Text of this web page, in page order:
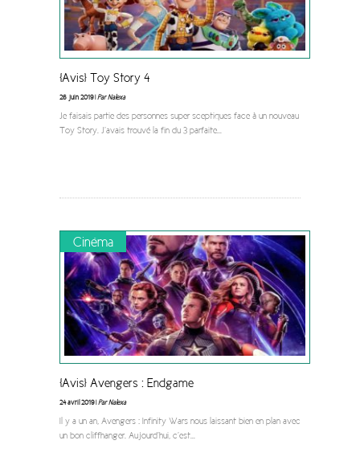
[Avis] Toy Story 4
26 juin 2019 |Par Nalexa
Je faisais partie des personnes super sceptiques face à un nouveau
Toy Story. J’avais trouvé la fin du 3 parfaite...
Cinéma
[Avis] Avengers : Endgame
24 avril 2019 |Par Nalexa
Il y a un an, Avengers : Infinity Wars nous laissant bien en plan avec
un bon cliffhanger. Aujourd’hui, c’est...